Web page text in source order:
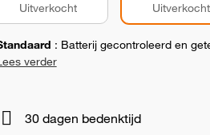
Uitverkocht Uitverkocht
: Batterij gecontroleerd en
verder
30 dagen bedenktijd